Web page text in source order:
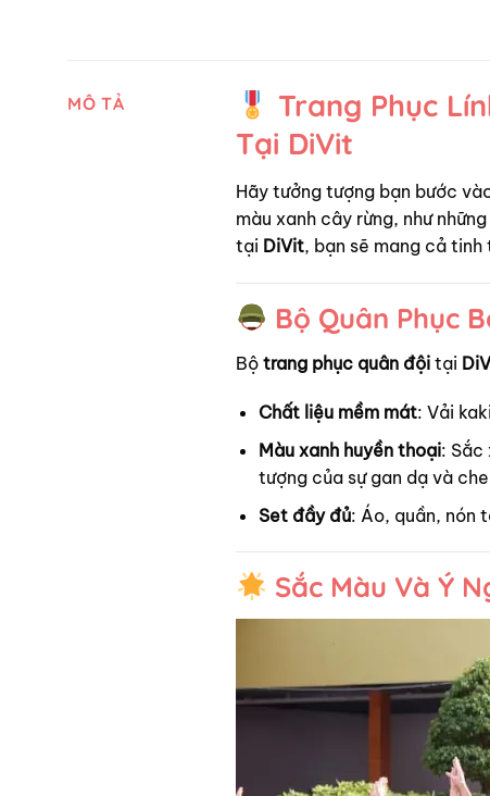
MÔ TẢ
Trang Phục
Tại DiVit
Hãy tưởng tượng bạn bước
màu xanh cây rừng, như
tại DiVit, bạn sẽ mang cả
Bộ Quân Phục
Bộ trang phục quân độitại
Chất liệu mềm mát: Vải
Màu xanh huyền thoại: Sắc
tượng của sự gan dạ và
Set đầy đủ: Áo, quần, nón
Sắc Màu Và Ý